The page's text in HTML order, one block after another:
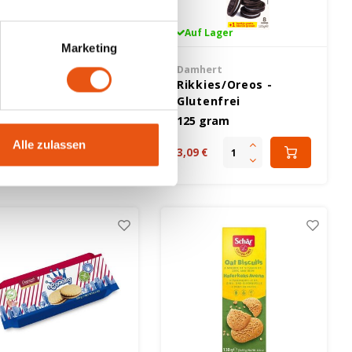
Marketing
Alle zulassen
Breaks Hafer
gram
€
Auf Lager
Damhert
Rikkies/Oreos -
Glutenfrei
125 gram
3,09 €